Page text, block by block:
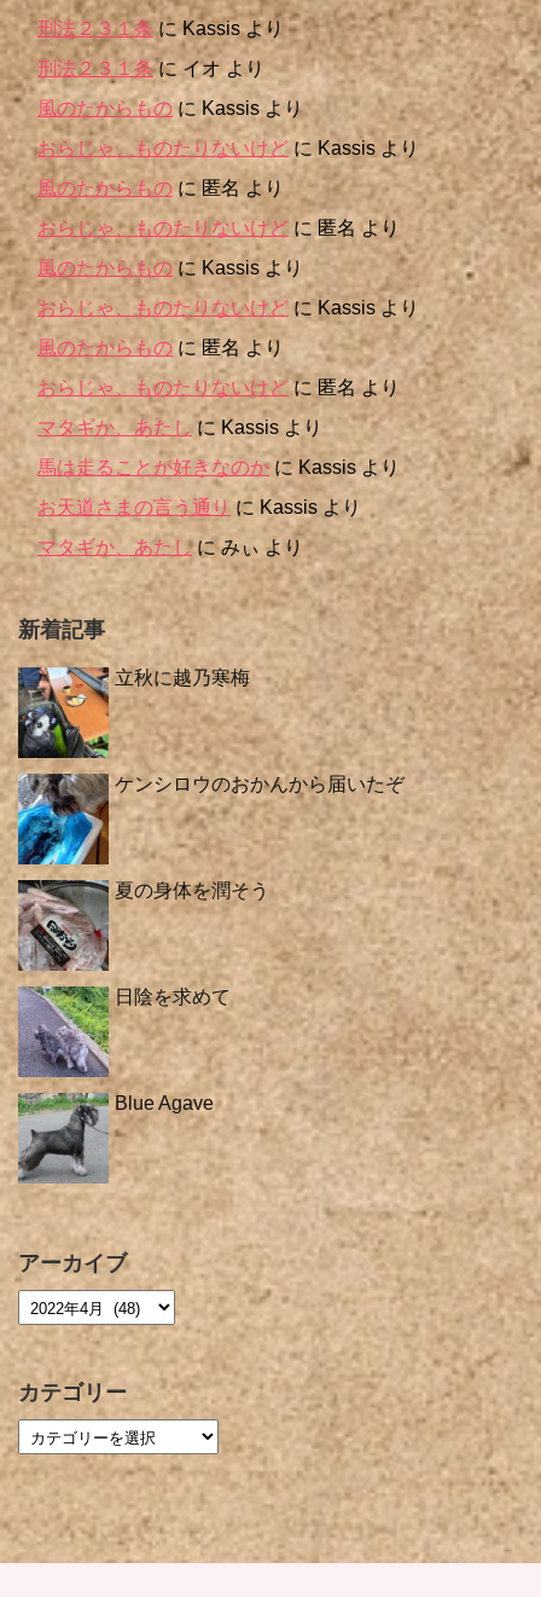
刑法２３１条にKassisより
刑法２３１条にイオより
風のたからものに Kassisより
おらじゃ、ものたりないけど に Kassis より
風のたからものに 匿名 より
おらじゃ、ものたりないけど に 匿名 より
風のたからもの に Kassis より
おらじゃ、ものたりないけどに Kassisより
風のたからもの に匿名 より
おらじゃ、ものたりないけどに匿名より
マタギか、あたし に Kassis より
馬は走ることが好きなのかに Kassisより
お天道さまの言う通り に Kassis より
マタギか、あたしに みぃ より
新着記事
立秋に越乃寒梅
ケンシロウのおかんから届いたぞ
夏の身体を潤そう
日陰を求めて
Blue Agave
アーカイブ
カテゴリー